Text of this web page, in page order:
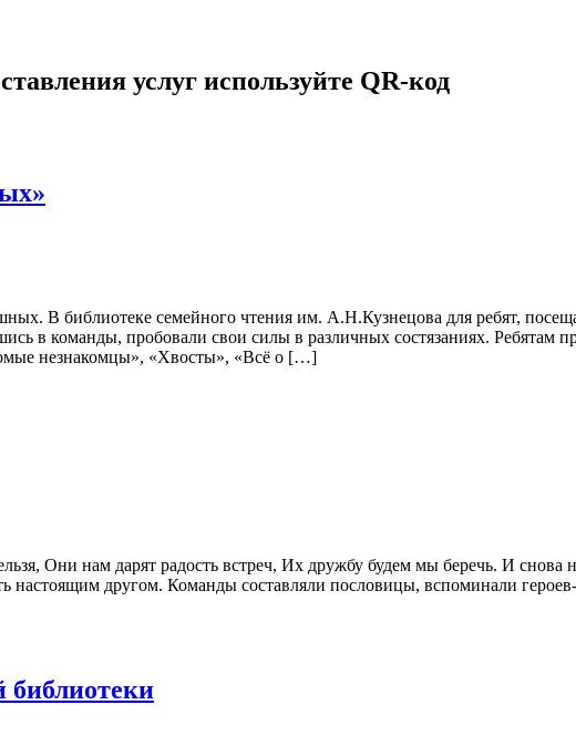
услуг используйте QR-код
В библиотеке семейного чтения им. А.Н.Кузнецова для ребят,
в команды, пробовали свои силы в различных состязаниях. Ребятам
незнакомцы», «Хвосты», «Всё о […]
Они нам дарят радость встреч, Их дружбу будем мы беречь. И
настоящим другом. Команды составляли пословицы, вспоминали
библиотеки